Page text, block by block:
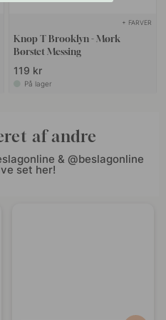
+ FARVER
Knop T Brooklyn - Mørk
Børstet Messing
119 kr
På lager
af andre
& @beslagonline
set her!